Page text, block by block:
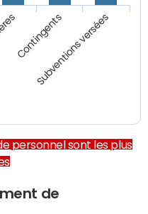
Contingents
Subventions versées
personnel sont les plus
de